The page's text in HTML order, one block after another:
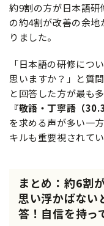
約9割の方が日本語研
の約4割が改善の余
りました。
「日本語の研修につ
思いますか？」と質
と回答した方が最も多
『敬語・丁寧語（
を求める声が多い一
キルも重要視されてい
まとめ：約6割
思い浮かばない
答！自信を持っ